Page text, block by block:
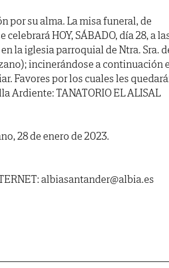
por su alma. La misa funeral, de
celebrará HOY, SÁBADO, día 28, a
la iglesia parroquial de Ntra. Sra.
incinerándose a continuación
Favores por los cuales les
Ardiente: TANATORIO EL ALISAL
28 de enero de 2023.
albiasantander@albia.es